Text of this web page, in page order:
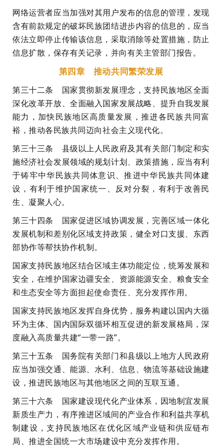
网络运营者应当加强对其用户发布的信息的管理，发现
含有前款规定的破坏民族团结进步内容的信息的，应当
依法立即停止传输该信息，采取消除等处置措施，防止
信息扩散，保存有关记录，并向有关主管部门报告。
第四章 推动共同繁荣发展
第三十二条 国家贯彻新发展理念，支持民族地区全面
深化改革开放、全面融入国家发展战略、提升自我发展
能力，加快民族地区高质量发展，推进各民族共同富
裕，推动各民族共同迈向社会主义现代化。
第三十三条 县级以上人民政府及其有关部门制定和实
施经济社会发展领域的规划计划、政策措施，应当有利
于铸牢中华民族共同体意识、推进中华民族共同体建
设，有利于维护国家统一、反对分裂，有利于改善民
生、凝聚人心。
第三十四条 国家促进区域协调发展，完善区域一体化
发展机制和差别化区域支持政策，健全对口支援、东西
部协作等帮扶协作机制。
国家支持民族地区结合区域主体功能定位，统筹发展和
安全，在维护国家边疆安全、资源能源安全、粮食安全
和生态安全等方面担起使命责任、充分发挥作用。
国家支持民族地区发挥自身优势，服务构建以国内大循
环为主体、国内国际双循环相互促进的新发展格局，深
度融入高质量共建“一带一路”。
第三十五条 国务院有关部门和县级以上地方人民政府
应当加强交通、能源、水利、信息、物流等基础设施建
设，推进民族地区与其他地区之间的互联互通。
第三十六条 国家建设现代化产业体系，因地制宜发展
新质生产力，有序推进区域间的产业合作和利益共享机
制建设，支持民族地区在优化区域产业链和供应链布
局、推进全国统一大市场建设中充分发挥作用。